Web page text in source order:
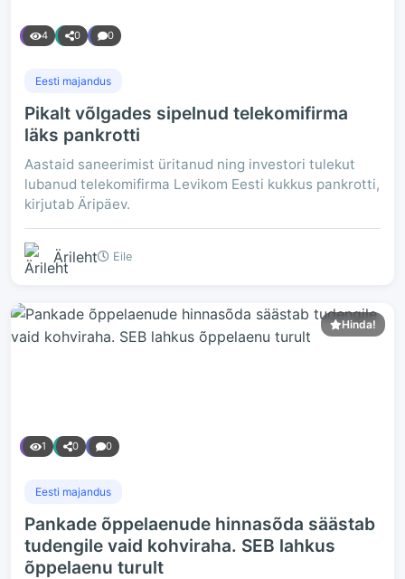
4 0 0
Eesti majandus
Pikalt võlgades sipelnud telekomifirma
läks pankrotti
Aastaid saneerimist üritanud ning investori tulekut
lubanud telekomifirma Levikom Eesti kukkus pankrotti,
kirjutab Äripäev.
Ärileht Eile
Hinda!
1 0 0
Eesti majandus
Pankade õppelaenude hinnasõda säästab
tudengile vaid kohviraha. SEB lahkus
õppelaenu turult